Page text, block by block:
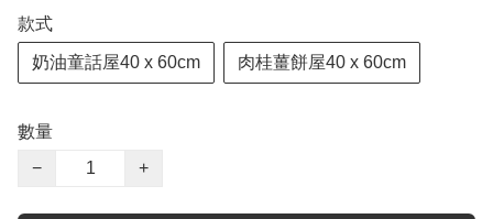
款式
奶油童話屋40 x 60cm 肉桂薑餅屋40 x 60cm
數量
−
+